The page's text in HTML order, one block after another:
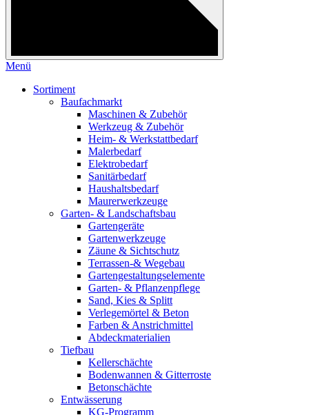
Menü
Sortiment
Baufachmarkt
Maschinen & Zubehör
Werkzeug & Zubehör
Heim- & Werkstattbedarf
Malerbedarf
Elektrobedarf
Sanitärbedarf
Haushaltsbedarf
Maurerwerkzeuge
Garten- & Landschaftsbau
Gartengeräte
Gartenwerkzeuge
Zäune & Sichtschutz
Terrassen-& Wegebau
Gartengestaltungselemente
Garten- & Pflanzenpflege
Sand, Kies & Splitt
Verlegemörtel & Beton
Farben & Anstrichmittel
Abdeckmaterialien
Tiefbau
Kellerschächte
Bodenwannen & Gitterroste
Betonschächte
Entwässerung
KG-Programm